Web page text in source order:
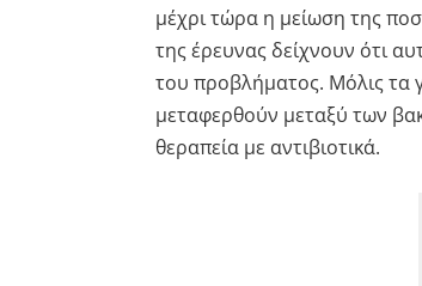
μέχρι τώρα η μείωση της
της έρευνας δείχνουν ότι
του προβλήματος. Μόλις τα
μεταφερθούν μεταξύ των
θεραπεία με αντιβιοτικά.